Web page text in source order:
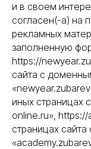
и в своем
согласен(-а) на
рекламных
заполненную
https://
сайта с
иных страницах
online.ru»,
страницах